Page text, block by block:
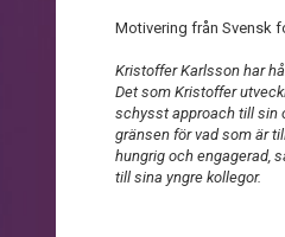
Motivering från Svensk
Kristoffer Karlsson har
Det som Kristoffer
schysst approach till sin
gränsen för vad som är
hungrig och engagerad,
till sina yngre kollegor.